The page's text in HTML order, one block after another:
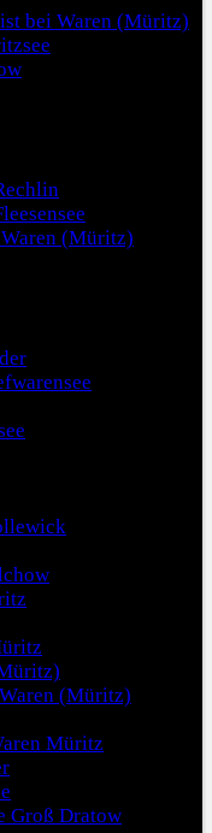
bei Waren (Müritz)
(Müritz)
(Müritz)
Müritz
Groß Dratow